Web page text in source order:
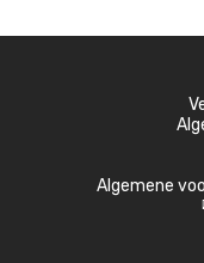
Algemene